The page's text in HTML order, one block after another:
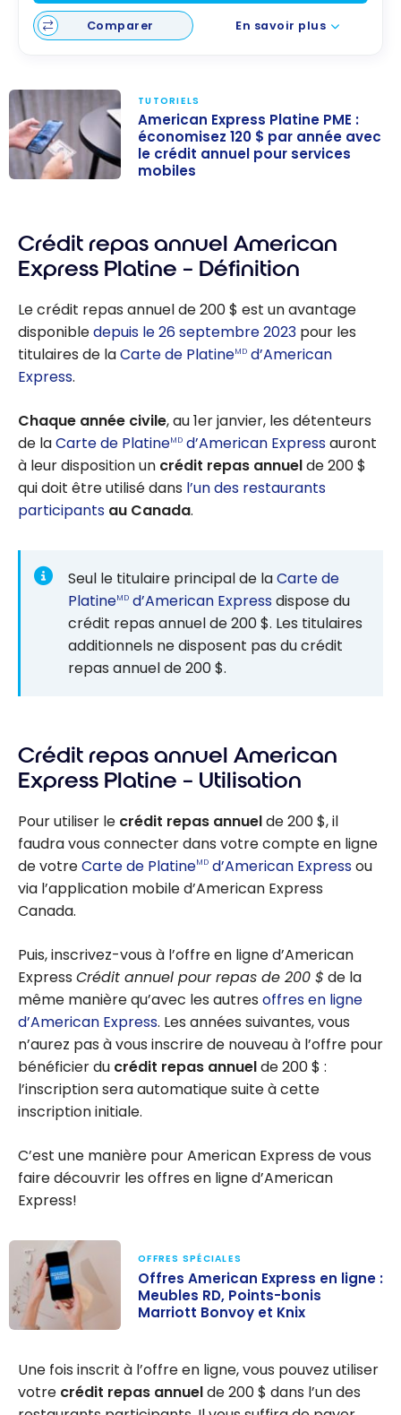
Comparer En savoir plus
PME :
économisez
120 $ par année
avec le crédit
annuel pour
services
mobiles
TUTORIELS
American Express Platine PME :
économisez 120 $ par année avec
le crédit annuel pour services
mobiles
Crédit repas annuel American
Express Platine – Définition
Le crédit repas annuel de 200 $ est un avantage
disponibledepuis le 26 septembre 2023 pour les
titulaires de laCarte de PlatineMD d’American
Express.
Chaque année civile, au 1er janvier, les détenteurs
de laCarte de PlatineMD d’American Expressauront
à leur disposition un crédit repas annuelde 200 $
qui doit être utilisé dans l’un des restaurants
participants au Canada.
Seul le titulaire principal de laCarte de
PlatineMD d’American Express dispose du
crédit repas annuel de 200 $. Les titulaires
additionnels ne disposent pas du crédit
repas annuel de 200 $.
Crédit repas annuel American
Express Platine – Utilisation
Pour utiliser le crédit repas annuelde200 $, il
faudra vous connecter dans votre compte en ligne
de votreCarte de PlatineMD d’American Expressou
via l’application mobile d’American Express
Canada.
Puis, inscrivez-vous à l’offre en ligne d’American
Express Crédit annuel pour repas de 200 $ de la
même manière qu’avec les autres offres en ligne
d’American Express. Les années suivantes, vous
n’aurez pas à vous inscrire de nouveau à l’offre pour
bénéficier du crédit repas annuelde200 $ :
l’inscription sera automatique suite à cette
inscription initiale.
C’est une manière pour American Express de vous
faire découvrir les offres en ligne d’American
Express!
American
Express en
ligne : Meubles
OFFRES SPÉCIALES
Offres American Express en ligne :
Meubles RD, Points-bonis
Marriott Bonvoy et Knix
Une fois inscrit à l’offre en ligne, vous pouvez utiliser
votre crédit repas annuelde200 $ dans l’un des